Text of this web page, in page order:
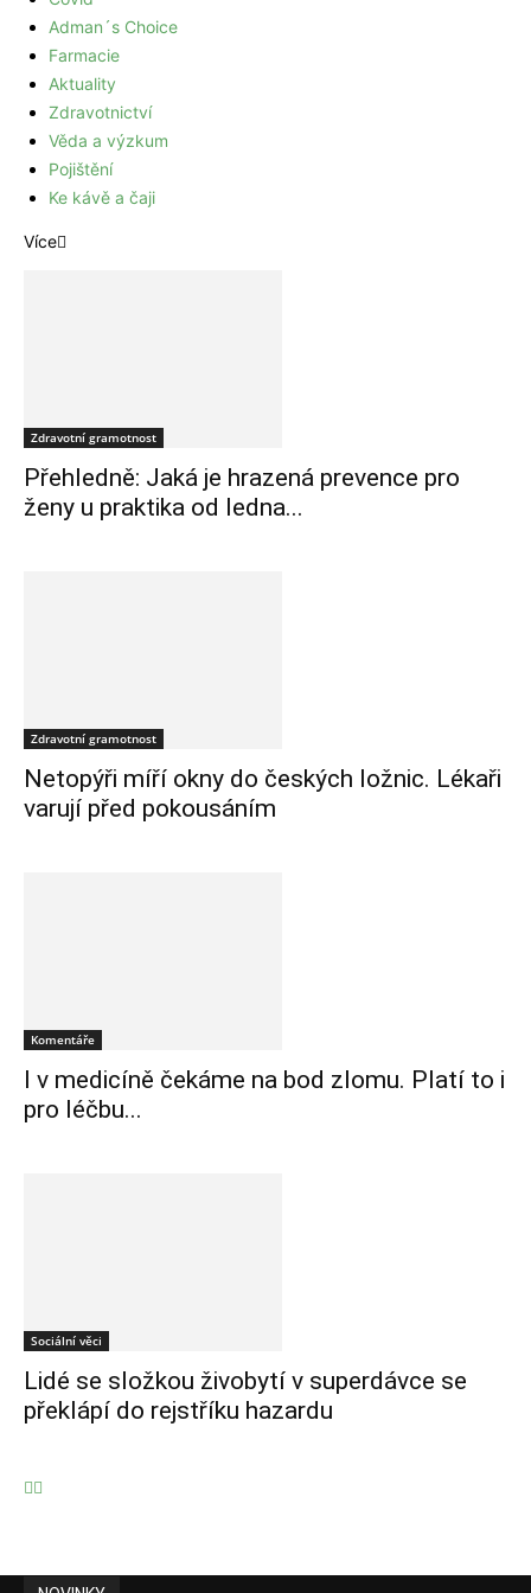
Adman´s Choice
Farmacie
Aktuality
Zdravotnictví
Věda a výzkum
Pojištění
Ke kávě a čaji
Více
Zdravotní gramotnost
Přehledně: Jaká je hrazená prevence pro
ženy u praktika od ledna...
Zdravotní gramotnost
Netopýři míří okny do českých ložnic. Lékaři
varují před pokousáním
Komentáře
I v medicíně čekáme na bod zlomu. Platí to i
pro léčbu...
Sociální věci
Lidé se složkou živobytí v superdávce se
překlápí do rejstříku hazardu